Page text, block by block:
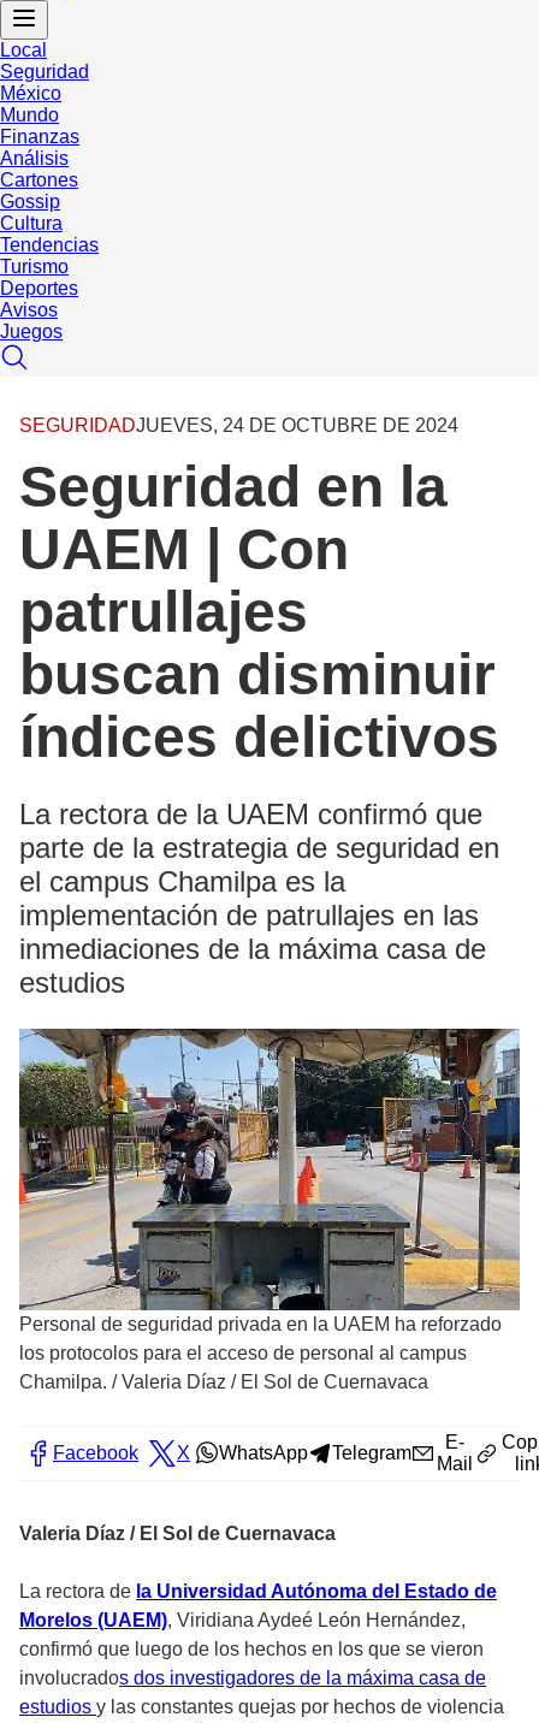
Local
Seguridad
México
Mundo
Finanzas
Análisis
Cartones
Gossip
Cultura
Tendencias
Turismo
Deportes
Avisos
Juegos
SEGURIDADJUEVES, 24 DE OCTUBRE DE 2024
Seguridad en la
UAEM | Con
patrullajes
buscan disminuir
índices delictivos
La rectora de la UAEM confirmó que
parte de la estrategia de seguridad en
el campus Chamilpa es la
implementación de patrullajes en las
inmediaciones de la máxima casa de
estudios
Personal de seguridad privada en la UAEM ha reforzado
los protocolos para el acceso de personal al campus
Chamilpa. /Valeria Díaz / El Sol de Cuernavaca
Facebook X WhatsApp Telegram
E-
Mail
Valeria Díaz / El Sol de Cuernavaca
La rectora de la Universidad Autónoma del Estado de
Morelos (UAEM), Viridiana Aydeé León Hernández,
confirmó que luego de los hechos en los que se vieron
involucrados dos investigadores de la máxima casa de
estudios y las constantes quejas por hechos de violencia